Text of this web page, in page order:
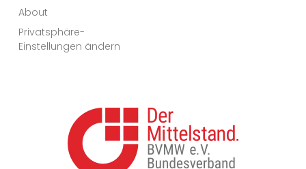
About
Privatsphäre-
Einstellungen ändern